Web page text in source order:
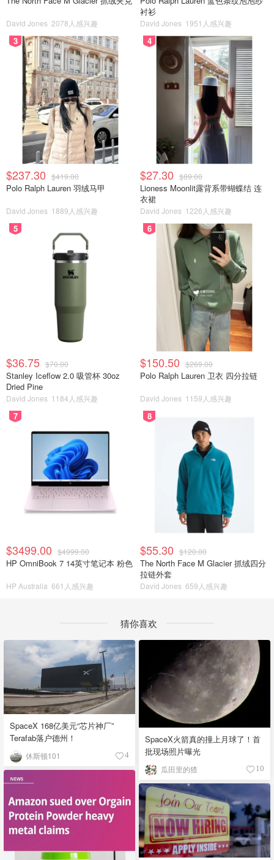
David Jones 2078人感兴趣
衬衫
David Jones 1951人感兴趣
3
$237.30 $419.00
Polo Ralph Lauren 羽绒马甲
David Jones 1889人感兴趣
4
$27.30 $89.00
Lioness Moonlit露背系带蝴蝶结 连
衣裙
David Jones 1226人感兴趣
5
$36.75 $70.00
Stanley Iceflow 2.0 吸管杯 30oz
Dried Pine
David Jones 1184人感兴趣
6
$150.50 $269.00
Polo Ralph Lauren 卫衣 四分拉链
David Jones 1159人感兴趣
7
$3499.00 $4999.00
HP OmniBook 7 14英寸笔记本 粉色
HP Australia 661人感兴趣
8
$55.30 $120.00
The North Face M Glacier 抓绒四分
拉链外套
David Jones 659人感兴趣
猜你喜欢
SpaceX 168亿美元“芯片神厂”
Terafab落户德州！
休斯顿101 4
SpaceX火箭真的撞上月球了！首
批现场照片曝光
瓜田里的猹 10